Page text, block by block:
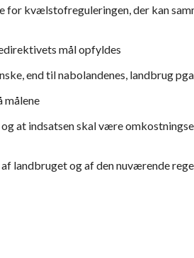
kvælstofreguleringen, der kan
mål opfyldes
end til nabolandenes, landbrug
målene
at indsatsen skal være
landbruget og af den nuværende